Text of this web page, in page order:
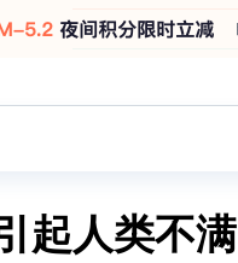
起人类不满